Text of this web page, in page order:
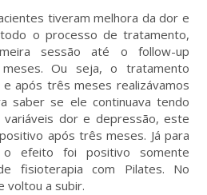
tiveram melhora da dor e
o processo de tratamento,
sessão até o follow-up
Ou seja, o tratamento
e após três meses realizávamos
saber se ele continuava tendo
dor e depressão, este
após três meses. Já para
o efeito foi positivo somente
fisioterapia com Pilates. No
voltou a subir.